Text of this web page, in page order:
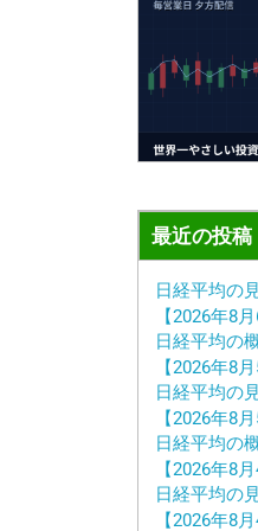
最近の投稿
日経平均の
【2026年8月
日経平均の
【2026年8月
日経平均の
【2026年8月
日経平均の
【2026年8月
日経平均の
【2026年8月